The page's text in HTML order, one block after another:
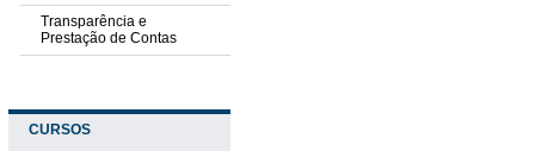
Transparência e
Prestação de Contas
CURSOS